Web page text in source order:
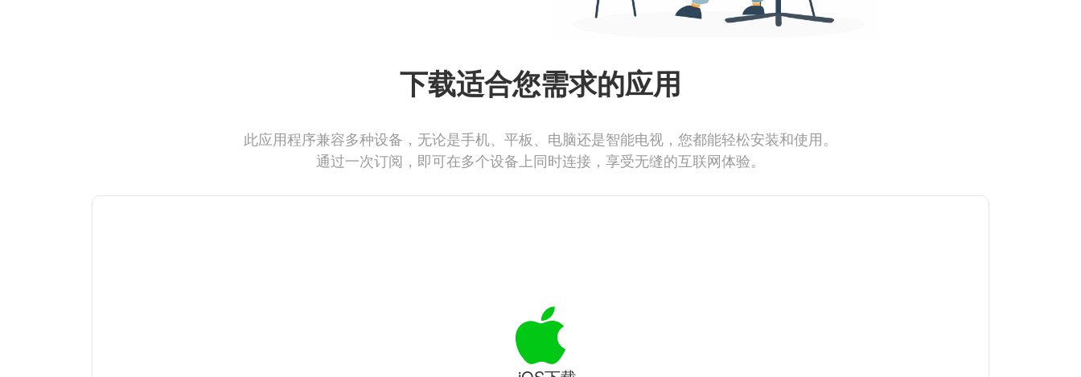
下载适合您需求的应用
此应用程序兼容多种设备，无论是手机、平板、电脑还是智能电视，您都能轻松安装和使用。
通过一次订阅，即可在多个设备上同时连接，享受无缝的互联网体验。